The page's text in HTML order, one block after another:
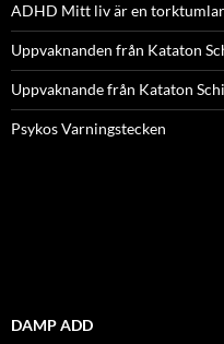
ADHD Mitt liv är en
Uppvaknanden från Kataton
Uppvaknande från Kataton
Psykos Varningstecken
DAMP ADD